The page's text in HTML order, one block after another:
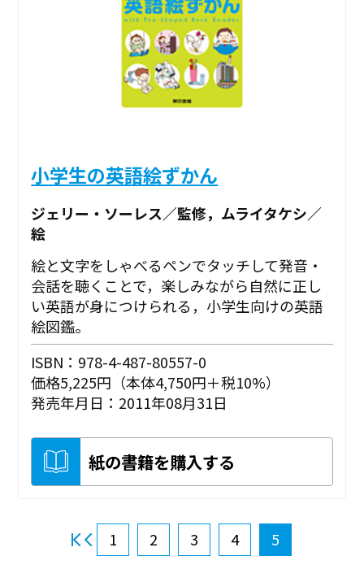
小学生の英語絵ずかん
ジェリー・ソーレス／監修，ムライタケシ／
絵
絵と文字をしゃべるペンでタッチして発音・
会話を聴くことで，楽しみながら自然に正し
い英語が身につけられる，小学生向けの英語
絵図鑑。
ISBN：978-4-487-80557-0
価格5,225円（本体4,750円＋税10%）
発売年月日：2011年08月31日
紙の書籍を購入する
1 2 3 4 5